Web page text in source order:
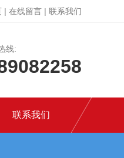
| 在线留言 | 联系我们
线:
联系我们